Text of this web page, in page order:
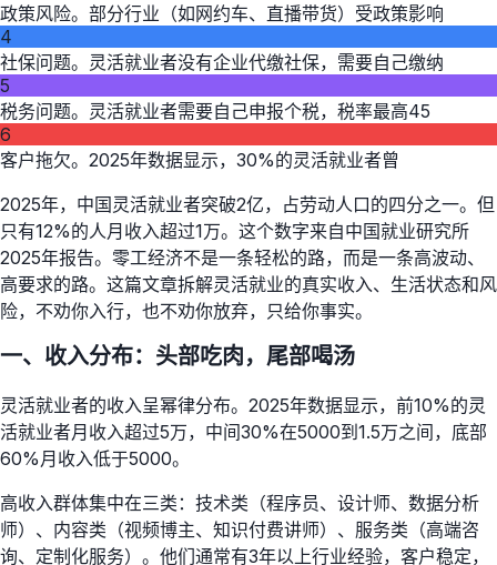
政策风险。部分行业（如网约车、直播带货）受政策影响
4
社保问题。灵活就业者没有企业代缴社保，需要自己缴纳
5
税务问题。灵活就业者需要自己申报个税，税率最高45
6
客户拖欠。2025年数据显示，30%的灵活就业者曾
2025年，中国灵活就业者突破2亿，占劳动人口的四分之一。但
只有12%的人月收入超过1万。这个数字来自中国就业研究所
2025年报告。零工经济不是一条轻松的路，而是一条高波动、
高要求的路。这篇文章拆解灵活就业的真实收入、生活状态和风
险，不劝你入行，也不劝你放弃，只给你事实。
一、收入分布：头部吃肉，尾部喝汤
灵活就业者的收入呈幂律分布。2025年数据显示，前10%的灵
活就业者月收入超过5万，中间30%在5000到1.5万之间，底部
60%月收入低于5000。
高收入群体集中在三类：技术类（程序员、设计师、数据分析
师）、内容类（视频博主、知识付费讲师）、服务类（高端咨
询、定制化服务）。他们通常有3年以上行业经验，客户稳定，